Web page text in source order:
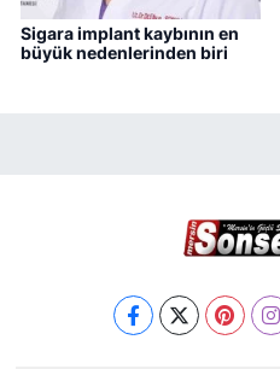
Sigara implant kaybının en
büyük nedenlerinden biri